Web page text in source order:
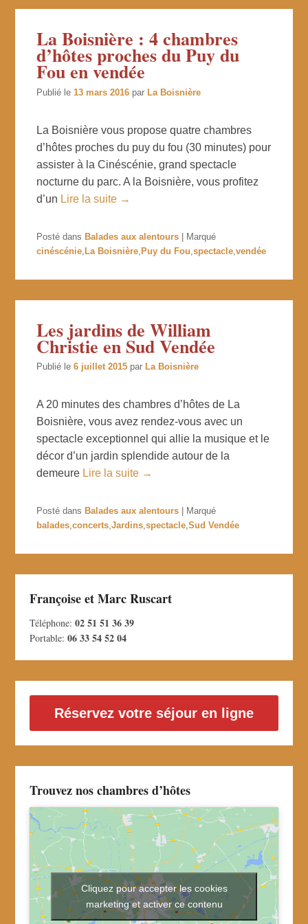
La Boisnière : 4 chambres
d’hôtes proches du Puy du
Fou en vendée
Publié le 13 mars 2016 parLa Boisnière
La Boisnière vous propose quatre chambres
d’hôtes proches du puy du fou (30 minutes) pour
assister à la Cinéscénie, grand spectacle
nocturne du parc. A la Boisnière, vous profitez
d’un Lire la suite →
Posté dans Balades aux alentours | Marqué
cinéscénie ,La Boisnière ,Puy du Fou ,spectacle ,vendée
Les jardins de William
Christie en Sud Vendée
Publié le6 juillet 2015 par La Boisnière
A 20 minutes des chambres d’hôtes de La
Boisnière, vous avez rendez-vous avec un
spectacle exceptionnel qui allie la musique et le
décor d’un jardin splendide autour de la
demeure Lire la suite →
Posté dans Balades aux alentours
Marqué
balades,concerts,Jardins,spectacle,Sud Vendée
Françoise et Marc Ruscart
Téléphone:02 51 51 36 39
Portable:06 33 54 52 04
Réservez votre séjour en ligne
Trouvez nos chambres d’hôtes
Cliquez pour accepter les cookies
marketing et activer ce contenu